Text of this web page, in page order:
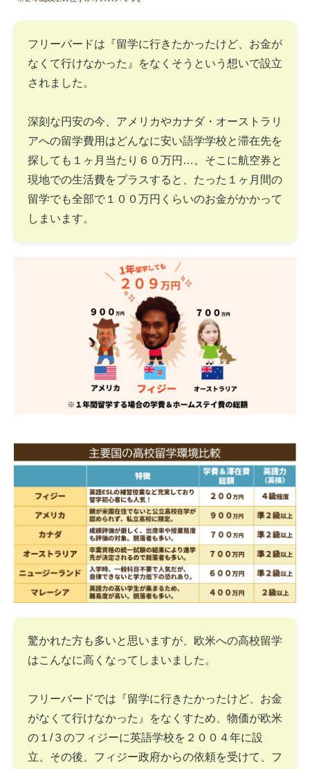
フリーバードは『留学に行きたかったけど、お金が
なくて行けなかった』をなくそうという想いで設立
されました。
深刻な円安の今、アメリカやカナダ・オーストラリ
アへの留学費用はどんなに安い語学学校と滞在先を
探しても１ヶ月当たり６０万円…。そこに航空券と
現地での生活費をプラスすると、たった１ヶ月間の
留学でも全部で１００万円くらいのお金がかかって
しまいます。
驚かれた方も多いと思いますが、欧米への高校留学
はこんなに高くなってしまいました。
フリーバードでは『留学に行きたかったけど、お金
がなくて行けなかった』をなくすため、物価が欧米
の１/３のフィジーに英語学校を２００４年に設
立、その後、フィジー政府からの依頼を受けて、フ